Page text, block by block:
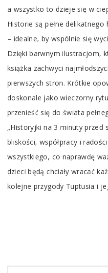
a wszystko to dzieje się w
Historie są pełne
– idealne, by wspólnie się
Dzięki barwnym ilustracjom,
książka zachwyci
pierwszych stron. Krótkie
doskonale jako wieczorny
przenieść się do świata
„Historyjki na 3 minuty przed
bliskości, współpracy i
wszystkiego, co naprawdę
dzieci będą chciały wracać
kolejne przygody Tuptusia i